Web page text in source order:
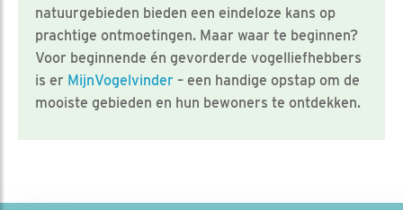
natuurgebieden bieden een eindeloze kans op
prachtige ontmoetingen. Maar waar te beginnen?
Voor beginnende én gevorderde vogelliefhebbers
is er MijnVogelvinder – een handige opstap om de
mooiste gebieden en hun bewoners te ontdekken.